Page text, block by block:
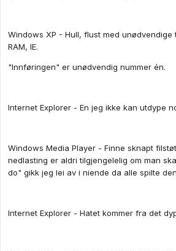
Windows XP - Hull, flust med unødvendige
RAM, IE.
"Innføringen" er unødvendig nummer én.
Internet Explorer - En jeg ikke kan utdype
Windows Media Player - Finne sknapt
nedlasting er aldri tilgjengelelig om man
do" gikk jeg lei av i niende da alle spilte
Internet Explorer - Hatet kommer fra det